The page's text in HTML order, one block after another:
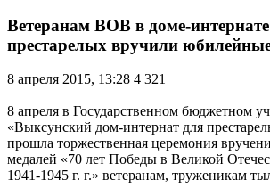
Ветеранам ВОВ в доме-
престарелых вручили
8 апреля 2015, 13:28 4 321
8 апреля в Государственном бюджетном
«Выксунский дом-интернат для
прошла торжественная церемония
медалей «70 лет Победы в Великой
1941-1945 г. г.» ветеранам, труженикам